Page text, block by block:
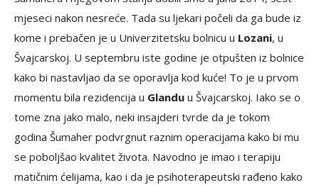
mjeseci nakon nesreće. Tada su ljekari počeli da ga bude iz
kome i prebačen je u Univerzitetsku bolnicu u Lozani, u
Švajcarskoj. U septembru iste godine je otpušten iz bolnice
kako bi nastavljao da se oporavlja kod kuće! To je u prvom
momentu bila rezidencija u Glandu u Švajcarskoj. Iako se o
tome zna jako malo, neki insajderi tvrde da je tokom
godina Šumaher podvrgnut raznim operacijama kako bi mu
se poboljšao kvalitet života. Navodno je imao i terapiju
matičnim ćelijama, kao i da je psihoterapeutski rađeno kako